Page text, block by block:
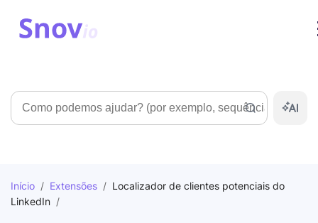
Pesquisar
Início / Extensões / Localizador de clientes potenciais do
LinkedIn /